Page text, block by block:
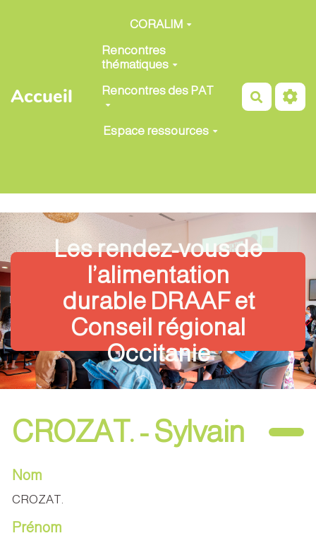
Aller au contenu principal
Accueil
CORALIM
Rencontres
thématiques
Rencontres des PAT
Espace ressources
Les rendez-vous de
l’alimentation
durable DRAAF et
Conseil régional
Occitanie
CROZAT. - Sylvain
Nom
CROZAT.
Prénom